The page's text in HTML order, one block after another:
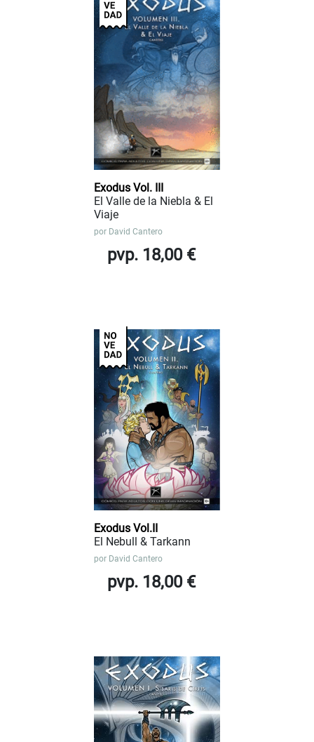
Exodus Vol. III
El Valle de la Niebla & El
Viaje
por David Cantero
pvp. 18,00 €
Exodus Vol.II
El Nebull & Tarkann
por David Cantero
pvp. 18,00 €